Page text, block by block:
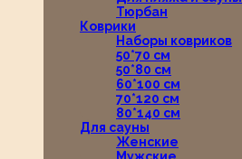
Тюрбан
Коврики
Наборы ковриков
50*70 см
50*80 см
60*100 см
70*120 см
80*140 см
Для сауны
Женские